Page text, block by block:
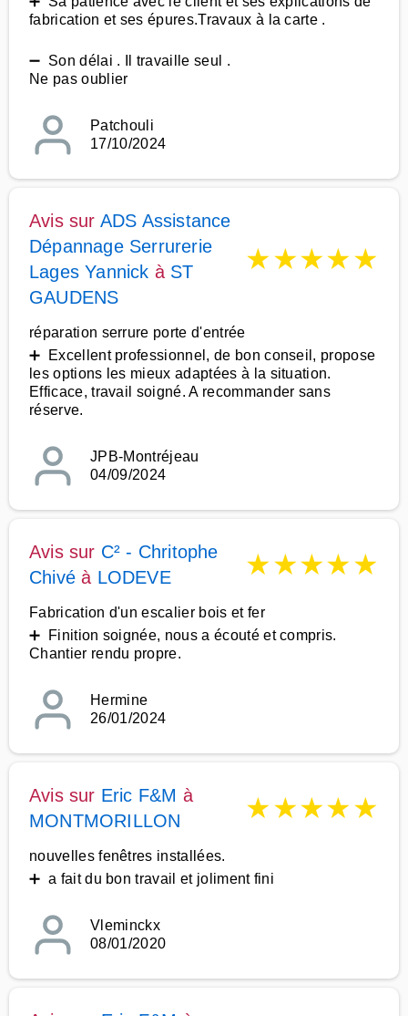
fabrication et ses épures.Travaux à la carte .
➖ Son délai . Il travaille seul .
Ne pas oublier
Patchouli
17/10/2024
Avis sur ADS Assistance
Dépannage Serrurerie
Lages Yannick à ST
GAUDENS
★★★★★
réparation serrure porte d'entrée
➕ Excellent professionnel, de bon conseil, propose
les options les mieux adaptées à la situation.
Efficace, travail soigné. A recommander sans
réserve.
JPB-Montréjeau
04/09/2024
Avis sur C² - Chritophe
Chivé à LODEVE ★★★★★
Fabrication d'un escalier bois et fer
➕ Finition soignée, nous a écouté et compris.
Chantier rendu propre.
Hermine
26/01/2024
Avis sur Eric F&M à
MONTMORILLON
★★★★★
nouvelles fenêtres installées.
➕ a fait du bon travail et joliment fini
Vleminckx
08/01/2020